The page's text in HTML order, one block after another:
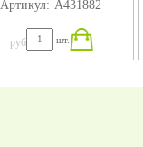
Артикул: А431882
руб шт.